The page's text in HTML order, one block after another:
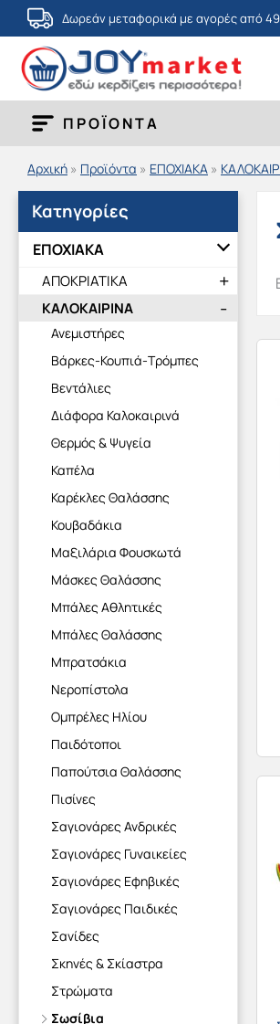
Μετάβαση
στο
περιεχόμενο
Δωρεάν μεταφορικά με αγορές από
ΠΡΟΪΟΝΤΑ
Αρχική » Προϊόντα » ΕΠΟΧΙΑΚΑ »
Κατηγορίες
ΕΠΟΧΙΑΚΑ
ΑΠΟΚΡΙΑΤΙΚΑ
ΚΑΛΟΚΑΙΡΙΝΑ
Ανεμιστήρες
Βάρκες-Κουπιά-Τρόμπες
Βεντάλιες
Διάφορα Καλοκαιρινά
Θερμός & Ψυγεία
Καπέλα
Καρέκλες Θαλάσσης
Κουβαδάκια
Μαξιλάρια Φουσκωτά
Μάσκες Θαλάσσης
Μπάλες Αθλητικές
Μπάλες Θαλάσσης
Μπρατσάκια
Νεροπίστολα
Ομπρέλες Ηλίου
Παιδότοποι
Παπούτσια Θαλάσσης
Πισίνες
Σαγιονάρες Ανδρικές
Σαγιονάρες Γυναικείες
Σαγιονάρες Εφηβικές
Σαγιονάρες Παιδικές
Σανίδες
Σκηνές & Σκίαστρα
Στρώματα
Σωσίβια